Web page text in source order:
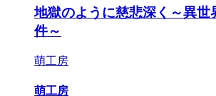
地獄のように慈悲深く～異世
件～
萌工房
萌工房